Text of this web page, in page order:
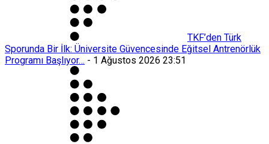
TKF’den Türk
Sporunda Bir İlk: Üniversite Güvencesinde Eğitsel Antrenörlük
Programı Başlıyor… - 1 Ağustos 2026 23:51